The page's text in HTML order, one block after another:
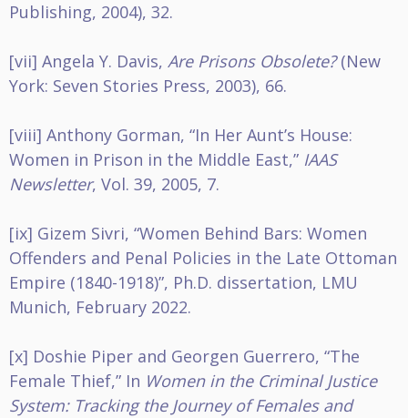
Publishing, 2004), 32.
[vii] Angela Y. Davis, Are Prisons Obsolete?(New
York: Seven Stories Press, 2003), 66.
[viii] Anthony Gorman, “In Her Aunt’s House:
Women in Prison in the Middle East,” IAAS
Newsletter, Vol. 39, 2005, 7.
[ix] Gizem Sivri, “Women Behind Bars: Women
Offenders and Penal Policies in the Late Ottoman
Empire (1840-1918)”, Ph.D. dissertation, LMU
Munich, February 2022.
[x] Doshie Piper and Georgen Guerrero, “The
Female Thief,” In Women in the Criminal Justice
System: Tracking the Journey of Females and